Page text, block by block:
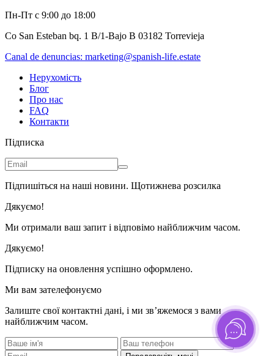
Пн-Пт с 9:00 до 18:00
Co San Esteban bq. 1 B/1-Bajo B 03182 Torrevieja
Canal de denuncias: marketing@spanish-life.estate
Нерухомість
Блог
Про нас
FAQ
Контакти
Підписка
Підпишіться на наші новини. Щотижнева розсилка
Дякуємо!
Ми отримали ваш запит і відповімо найближчим часом.
Дякуємо!
Підписку на оновлення успішно оформлено.
Ми вам зателефонуємо
Залиште свої контактні дані, і ми зв’яжемося з вами
найближчим часом.